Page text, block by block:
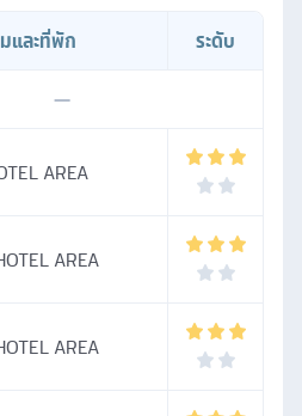
และที่พัก
ระดับ
—
AREA
AREA
AREA